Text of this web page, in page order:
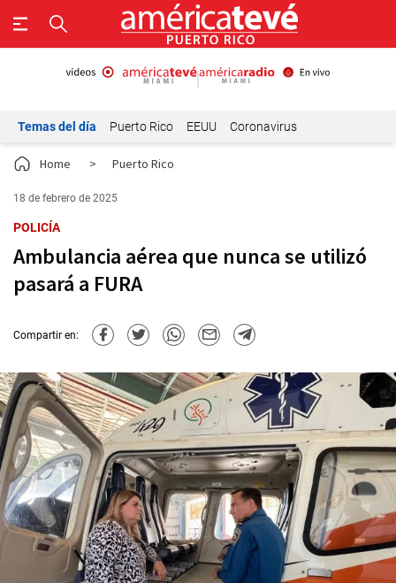
Temas del día Puerto Rico EEUU Coronavirus
Home > Puerto Rico
18 de febrero de 2025
POLICÍA
Ambulancia aérea que nunca se utilizó
pasará a FURA
Compartir en: